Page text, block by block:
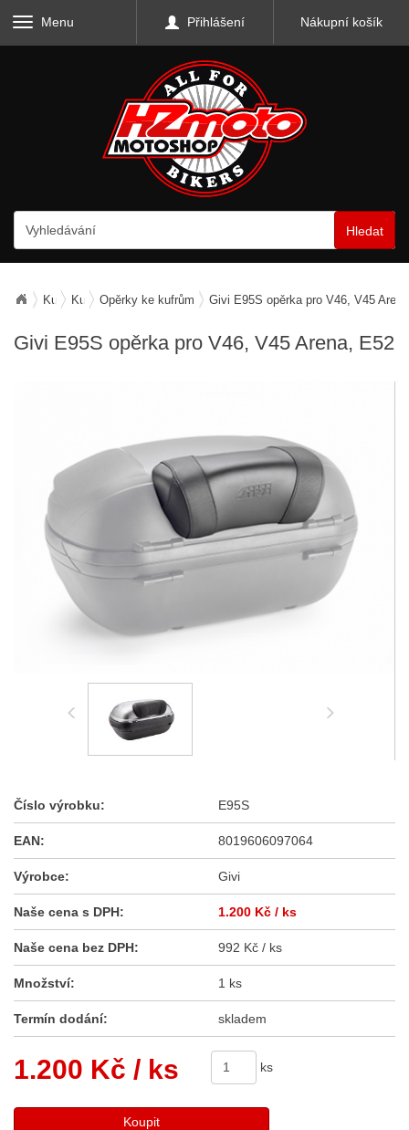
Menu Přihlášení Nákupní košík
Hledat
Kufry, zavazadla, nosiče
Kufry horníOpěrky ke kufrům Givi E95S opěrka pro V46, V45
Givi E95S opěrka pro V46, V45 Arena, E52
Číslo výrobku: E95S
EAN: 8019606097064
Výrobce: Givi
Naše cena s DPH: 1.200 Kč / ks
Naše cena bez DPH: 992 Kč / ks
Množství: 1 ks
Termín dodání: skladem
1.200 Kč / ks ks
Koupit